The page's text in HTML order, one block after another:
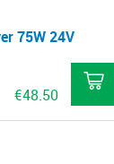
75W 24V
€48.50